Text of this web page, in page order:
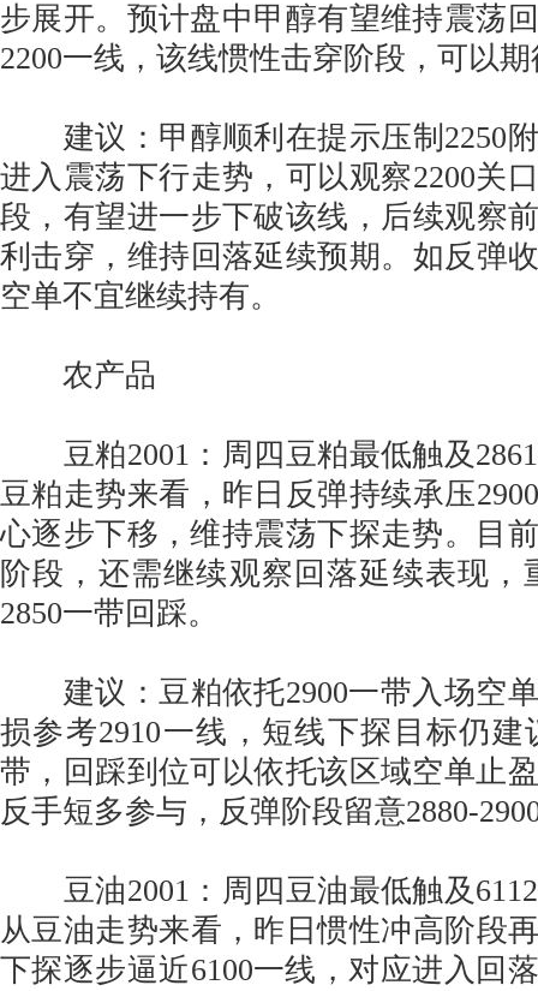
步展开。预计盘中甲醇有望维持震荡
2200一线，该线惯性击穿阶段，可以
建议：甲醇顺利在提示压制2250
进入震荡下行走势，可以观察2200关
段，有望进一步下破该线，后续观察
利击穿，维持回落延续预期。如反弹
空单不宜继续持有。
农产品
豆粕2001：周四豆粕最低触及
豆粕走势来看，昨日反弹持续承压
心逐步下移，维持震荡下探走势。目
阶段，还需继续观察回落延续表现，
2850一带回踩。
建议：豆粕依托2900一带入场空
损参考2910一线，短线下探目标仍建
带，回踩到位可以依托该区域空单止
反手短多参与，反弹阶段留意2880-
豆油2001：周四豆油最低触及
从豆油走势来看，昨日惯性冲高阶段
下探逐步逼近6100一线，对应进入回